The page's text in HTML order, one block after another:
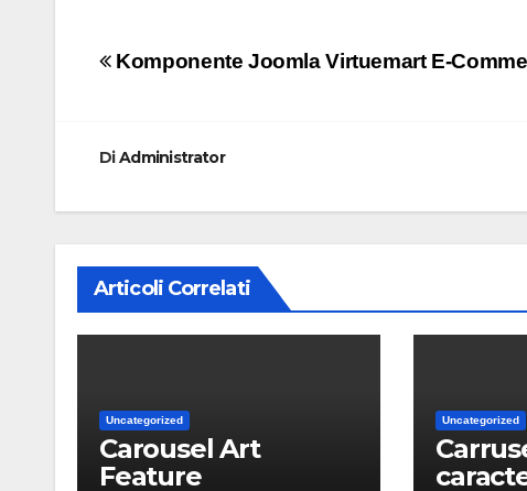
Navigazione
Komponente Joomla Virtuemart E-
DiAdministrator
Articoli Correlati
Uncategorized
Carousel Art
Feature
Uncategorized